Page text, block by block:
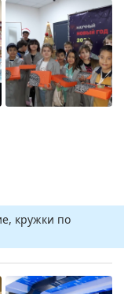
кружки по